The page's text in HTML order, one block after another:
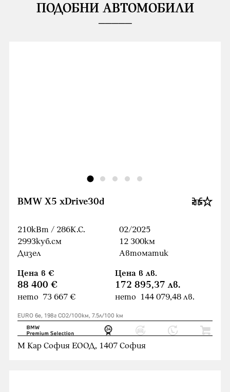
ПОДОБНИ АВТОМОБИЛИ
BMW X5 xDrive30d
210кВт / 286К.С.
2993куб.cм
Дизел
02/2025
12 300км
Автоматик
Цена в €
88 400 €
нето 73 667 €
Цена в лв.
172 895,37 лв.
нето 144 079,48 лв.
EURO 6e, 198г CO2/100км, 7.5л/100 км
М Кар София ЕООД, 1407 София